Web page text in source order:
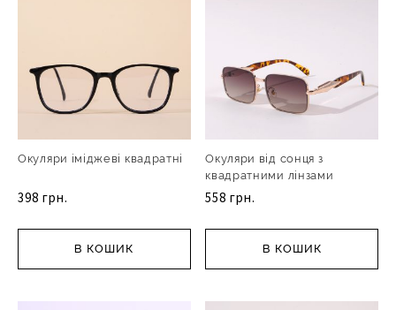
Окуляри іміджеві квадратні
398 грн.
В КОШИК
Окуляри від сонця з
квадратними лінзами
558 грн.
В КОШИК